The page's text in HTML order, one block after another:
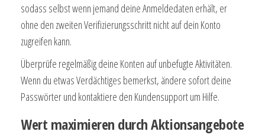
sodass selbst wenn jemand deine Anmeldedaten erhält, er
ohne den zweiten Verifizierungsschritt nicht auf dein Konto
zugreifen kann.
Überprüfe regelmäßig deine Konten auf unbefugte Aktivitäten.
Wenn du etwas Verdächtiges bemerkst, ändere sofort deine
Passwörter und kontaktiere den Kundensupport um Hilfe.
Wert maximieren durch Aktionsangebote